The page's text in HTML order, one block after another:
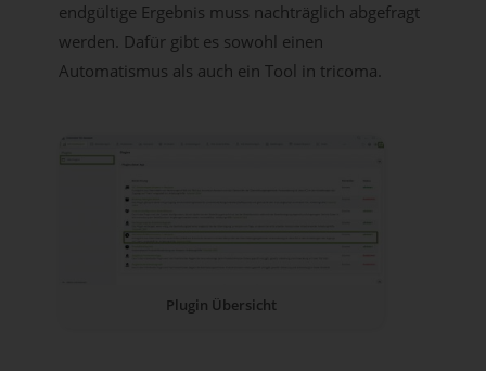
endgültige Ergebnis muss nachträglich abgefragt
werden. Dafür gibt es sowohl einen
Automatismus als auch ein Tool in tricoma.
Plugin Übersicht